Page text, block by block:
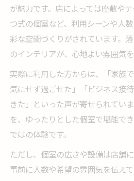
和食の味を引き立てる個
記念日にも喜ばれる個室和食
記念日を彩る個室和食の
個室で祝う和食の記念日
個室利用で叶う和食の心
和食と個室空間で過ごす
大切な日を個室和食で彩
ト
予約のコツから選ぶ日ノ出町
個室和食店の予約を成功
日ノ出町で個室和食を確
が魅力です。店によっては座敷や
つ式の個室など、利用シーンや人
彩な空間づくりがされています。
のインテリアが、心地よい雰囲気を
実際に利用した方からは、「家族
気にせず過ごせた」「ビジネス接
きた」といった声が寄せられてい
を、ゆったりとした個室で堪能で
ではの体験です。
ただし、個室の広さや設備は店舗
事前に人数や希望の雰囲気を伝え